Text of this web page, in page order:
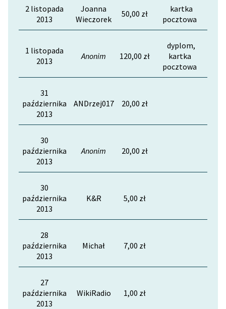
Zasady wykorzystania
Wolnych Lektur
Logotypy
Polityka prywatności
Regulamin biblioteki
sprawozdania finansowe
Regulamin darowizn
Informacja o treściach
wrażliwych
Deklaracja dostępności
2 listopada
2013
Joanna
Wieczorek
50,00 zł
kartka
pocztowa
1 listopada
2013
Anonim 120,00 zł
dyplom,
kartka
pocztowa
31
października
2013
ANDrzej017 20,00 zł
30
października
2013
Anonim 20,00 zł
30
października
2013
K&R 5,00 zł
28
października
2013
Michał 7,00 zł
27
października
2013
WikiRadio 1,00 zł